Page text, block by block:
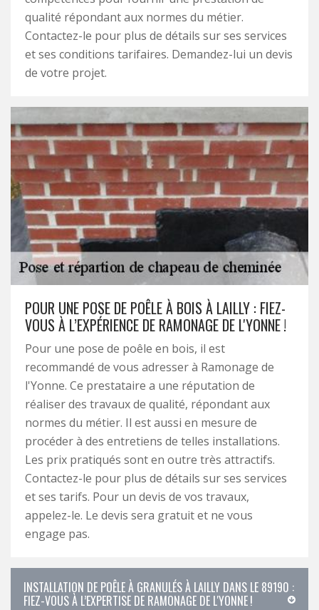
qualité répondant aux normes du métier.
Contactez-le pour plus de détails sur ses services
et ses conditions tarifaires. Demandez-lui un devis
de votre projet.
POUR UNE POSE DE POÊLE À BOIS À LAILLY : FIEZ-
VOUS À L’EXPÉRIENCE DE RAMONAGE DE L'YONNE !
Pour une pose de poêle en bois, il est
recommandé de vous adresser à Ramonage de
l'Yonne. Ce prestataire a une réputation de
réaliser des travaux de qualité, répondant aux
normes du métier. Il est aussi en mesure de
procéder à des entretiens de telles installations.
Les prix pratiqués sont en outre très attractifs.
Contactez-le pour plus de détails sur ses services
et ses tarifs. Pour un devis de vos travaux,
appelez-le. Le devis sera gratuit et ne vous
engage pas.
INSTALLATION DE POÊLE À GRANULÉS À LAILLY DANS LE 89190 :
FIEZ-VOUS À L’EXPERTISE DE RAMONAGE DE L'YONNE !